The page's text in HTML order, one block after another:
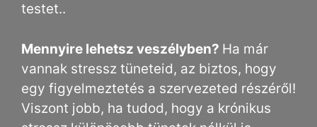
testet..
Mennyire lehetsz veszélyben? Ha már
vannak stressz tüneteid, az biztos, hogy
egy figyelmeztetés a szervezeted részéről!
Viszont jobb, ha tudod, hogy a krónikus